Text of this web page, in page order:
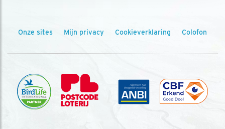
Onze sites Mijn privacy Cookieverklaring Colofon